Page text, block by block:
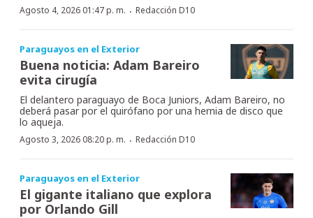
Agosto 4, 2026 01:47 p. m. · Redacción D10
Paraguayos en el Exterior
Buena noticia: Adam Bareiro
evita cirugía
El delantero paraguayo de Boca Juniors, Adam Bareiro, no
deberá pasar por el quirófano por una hernia de disco que
lo aqueja.
Agosto 3, 2026 08:20 p. m. · Redacción D10
Paraguayos en el Exterior
El gigante italiano que explora
por Orlando Gill